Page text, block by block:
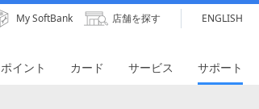
My SoftBank 店舗を探す ENGLISH
ポイント カード サービス サポート